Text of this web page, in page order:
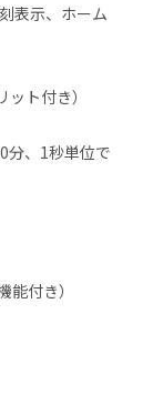
表示、ホーム
ト付き）
分、1秒単位で
付き）